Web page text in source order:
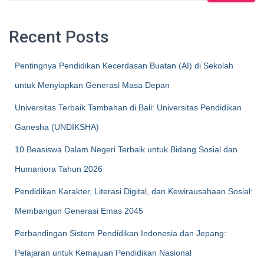
Recent Posts
Pentingnya Pendidikan Kecerdasan Buatan (AI) di Sekolah
untuk Menyiapkan Generasi Masa Depan
Universitas Terbaik Tambahan di Bali: Universitas Pendidikan
Ganesha (UNDIKSHA)
10 Beasiswa Dalam Negeri Terbaik untuk Bidang Sosial dan
Humaniora Tahun 2026
Pendidikan Karakter, Literasi Digital, dan Kewirausahaan Sosial:
Membangun Generasi Emas 2045
Perbandingan Sistem Pendidikan Indonesia dan Jepang:
Pelajaran untuk Kemajuan Pendidikan Nasional